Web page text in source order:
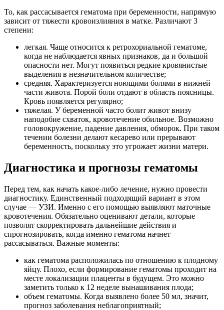
То, как рассасывается гематома при беременности, напрямую
зависит от тяжести кровоизлияния в матке. Различают 3
степени:
легкая. Чаще относится к ретрохориальной гематоме,
когда не наблюдается явных признаков, да и большой
опасности нет. Могут появиться редкие кровянистые
выделения в незначительном количестве;
средняя. Характеризуется ноющими болями в нижней
части живота. Порой боли отдают в область поясницы.
Кровь появляется регулярно;
тяжелая. У беременной часто болит живот внизу
наподобие схваток, кровотечение обильное. Возможно
головокружение, падение давления, обморок. При таком
течении болезни делают кесарево или прерывают
беременность, поскольку это угрожает жизни матери.
Диагностика и прогнозы гематомы
Перед тем, как начать какое-либо лечение, нужно провести
диагностику. Единственный подходящий вариант в этом
случае — УЗИ. Именно с его помощью выявляют маточные
кровотечения. Обязательно оценивают детали, которые
позволят скорректировать дальнейшие действия и
спрогнозировать, когда именно гематома начнет
рассасываться. Важные моменты:
как гематома расположилась по отношению к плодному
яйцу. Плохо, если формирование гематомы проходит на
месте локализации плаценты в будущем. Это можно
заметить только к 12 неделе вынашивания плода;
объем гематомы. Когда выявлено более 50 мл, значит,
прогноз заболевания неблагоприятный;